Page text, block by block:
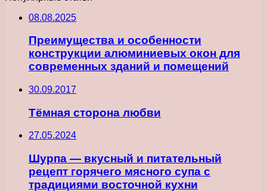
08.08.2025
Преимущества и особенности
конструкции алюминиевых окон для
современных зданий и помещений
30.09.2017
Тёмная сторона любви
27.05.2024
Шурпа — вкусный и питательный
рецепт горячего мясного супа с
традициями восточной кухни